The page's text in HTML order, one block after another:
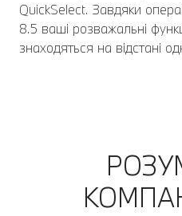
QuickSelect. Завдяки
8.5 ваші розважальні
знаходяться на відстані